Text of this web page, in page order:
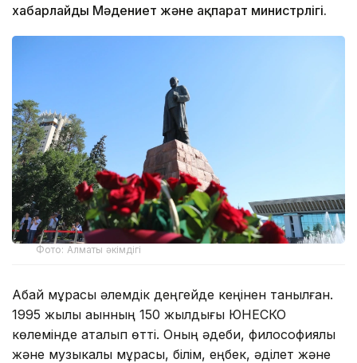
хабарлайды Мәдениет және ақпарат министрлігі.
Фото: Алматы әкімдігі
Абай мұрасы әлемдік деңгейде кеңінен танылған.
1995 жылы ақынның 150 жылдығы ЮНЕСКО
көлемінде аталып өтті. Оның әдеби, философиялық
және музыкалық мұрасы, білім, еңбек, әділет және